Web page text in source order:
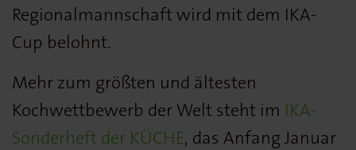
Regionalmannschaft wird mit dem IKA-
Cup belohnt.
Mehr zum größten und ältesten
Kochwettbewerb der Welt steht im IKA-
Sonderheft der KÜCHE, das Anfang Januar